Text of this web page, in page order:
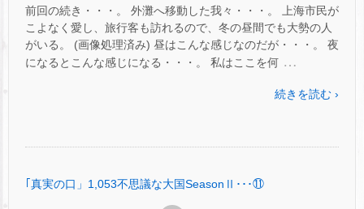
前回の続き・・・。 外灘へ移動した我々・・・。 上海市民が
こよなく愛し、旅行客も訪れるので、冬の昼間でも大勢の人
がいる。 (画像処理済み) 昼はこんな感じなのだが・・・。 夜
になるとこんな感じになる・・・。 私はここを何 …
続きを読む ›
｢真実の口」1,053不思議な大国SeasonⅡ･･･⑪